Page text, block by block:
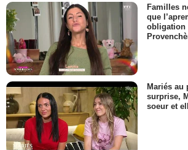
Familles
que
obligation
Mariés au
surprise,
soeur et